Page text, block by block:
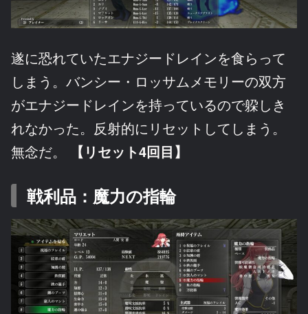
遂に恐れていたエナジードレインを食らって
しまう。バンシー・ロッサムメモリーの双方
がエナジードレインを持っているので躱しき
れなかった。反射的にリセットしてしまう。
無念だ。
【リセット4回目】
戦利品：魔力の指輪